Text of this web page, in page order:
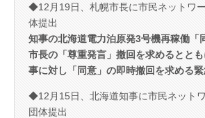
◆12月19日、札幌市長に市民ネットワ
体提出
知事の北海道電力泊原発3号機再稼働「
市長の「尊重発言」撤回を求めるとと
事に対し「同意」の即時撤回を求める
◆12月15日、北海道知事に市民ネット
団体提出